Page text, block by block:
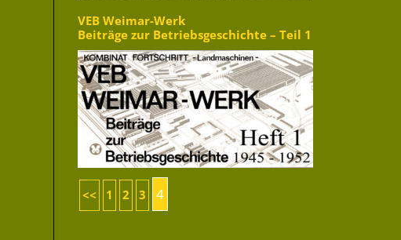
VEB Weimar-Werk
Beiträge zur Betriebsgeschichte – Teil 1
<< 1 2 3 4